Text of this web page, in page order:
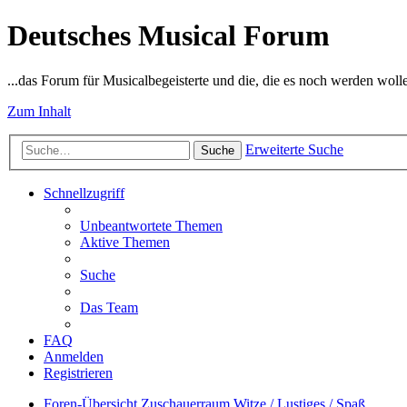
Deutsches Musical Forum
...das Forum für Musicalbegeisterte und die, die es noch werden
Zum Inhalt
Suche Erweiterte Suche
Schnellzugriff
Unbeantwortete Themen
Aktive Themen
Suche
Das Team
FAQ
Anmelden
Registrieren